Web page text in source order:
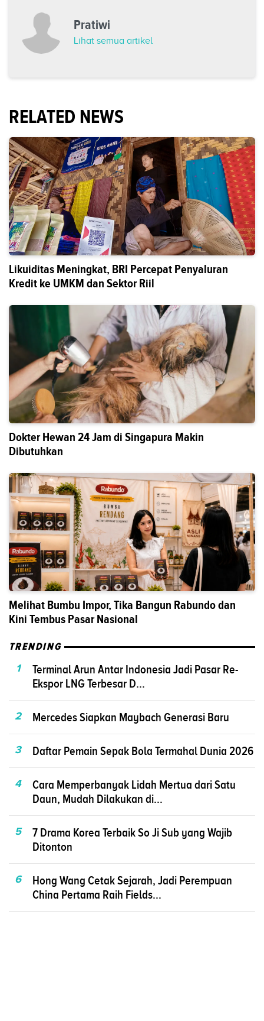
Pratiwi
Lihat semua artikel
RELATED NEWS
Likuiditas Meningkat, BRI Percepat Penyaluran
Kredit ke UMKM dan Sektor Riil
Dokter Hewan 24 Jam di Singapura Makin
Dibutuhkan
Melihat Bumbu Impor, Tika Bangun Rabundo dan
Kini Tembus Pasar Nasional
TRENDING
1
Terminal Arun Antar Indonesia Jadi Pasar Re-
Ekspor LNG Terbesar D...
2 Mercedes Siapkan Maybach Generasi Baru
3 Daftar Pemain Sepak Bola Termahal Dunia 2026
4
Cara Memperbanyak Lidah Mertua dari Satu
Daun, Mudah Dilakukan di...
5
7 Drama Korea Terbaik So Ji Sub yang Wajib
Ditonton
6
Hong Wang Cetak Sejarah, Jadi Perempuan
China Pertama Raih Fields...